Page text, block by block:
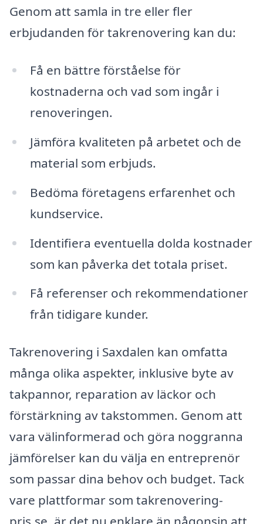
Genom att samla in tre eller fler
erbjudanden för takrenovering kan du:
Få en bättre förståelse för
kostnaderna och vad som ingår i
renoveringen.
Jämföra kvaliteten på arbetet och de
material som erbjuds.
Bedöma företagens erfarenhet och
kundservice.
Identifiera eventuella dolda kostnader
som kan påverka det totala priset.
Få referenser och rekommendationer
från tidigare kunder.
Takrenovering i Saxdalen kan omfatta
många olika aspekter, inklusive byte av
takpannor, reparation av läckor och
förstärkning av takstommen. Genom att
vara välinformerad och göra noggranna
jämförelser kan du välja en entreprenör
som passar dina behov och budget. Tack
vare plattformar som takrenovering-